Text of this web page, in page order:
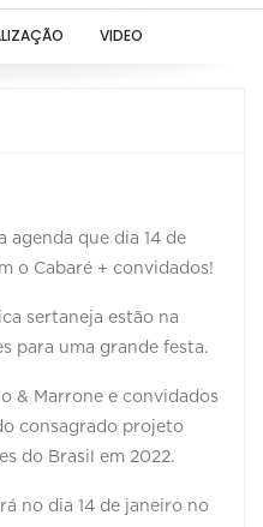
VIDEO
agenda que dia 14 de
o Cabaré + convidados!
sertaneja estão na
para uma grande festa.
& Marrone e convidados
consagrado projeto
do Brasil em 2022.
no dia 14 de janeiro no